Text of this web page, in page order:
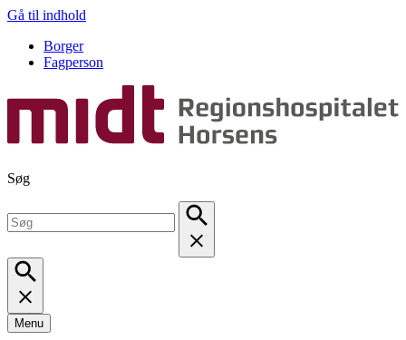
Gå til indhold
Borger
Fagperson
Søg
Menu